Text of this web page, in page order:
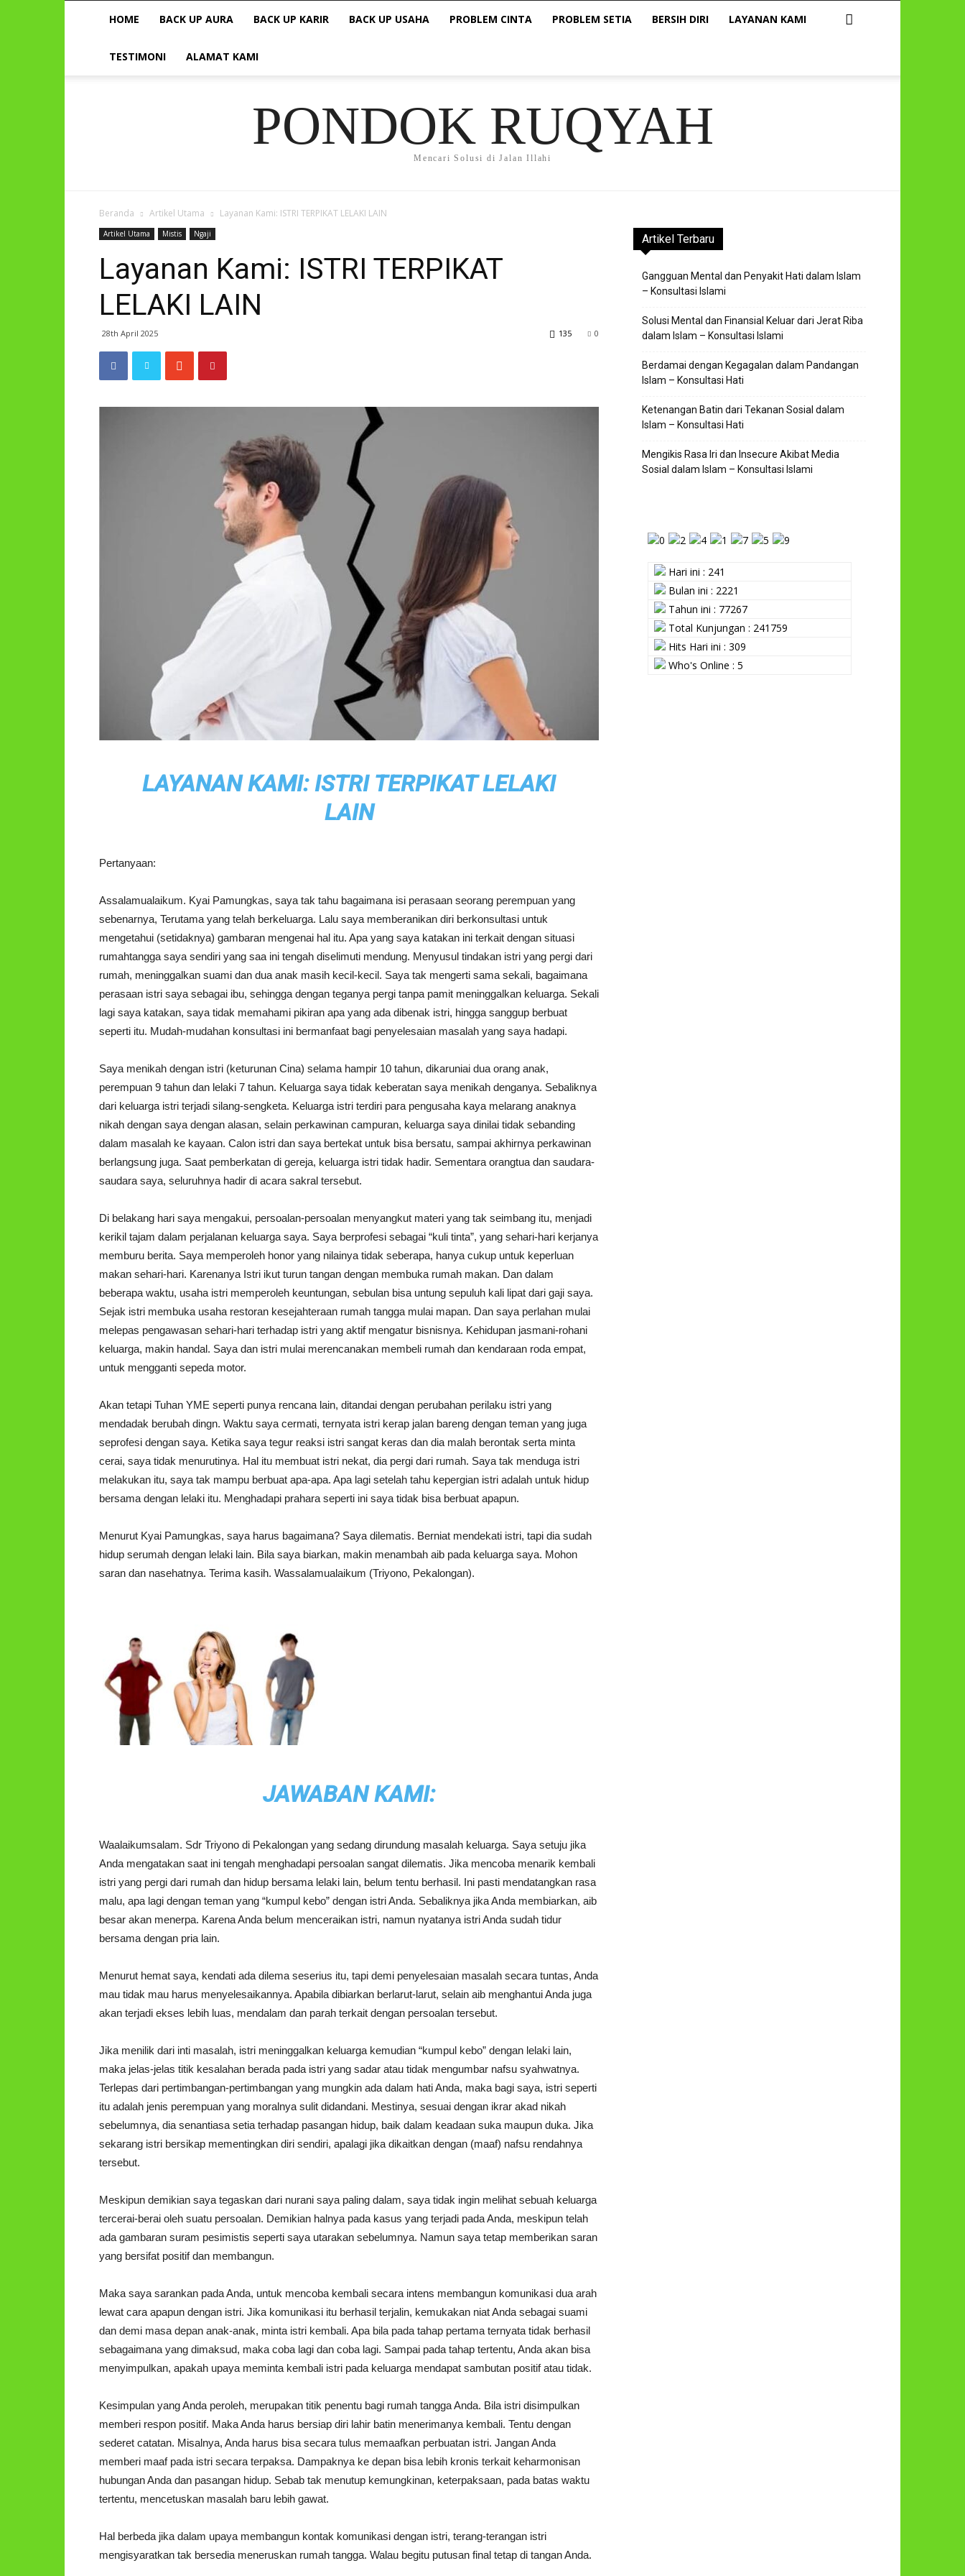
HOME BACK UP AURA BACK UP KARIR BACK UP USAHA PROBLEM CINTA PROBLEM SETIA BERSIH DIRI LAYANAN KAMI
TESTIMONI ALAMAT KAMI
PONDOK RUQYAH
Mencari Solusi di Jalan Illahi
Beranda Artikel Utama Layanan Kami: ISTRI TERPIKAT LELAKI LAIN
Artikel Utama Mistis Ngaji
Layanan Kami: ISTRI TERPIKAT
LELAKI LAIN
28th April 2025 0
135
LAYANAN KAMI: ISTRI TERPIKAT LELAKI
LAIN
Pertanyaan:
Assalamualaikum. Kyai Pamungkas, saya tak tahu bagaimana isi perasaan seorang perempuan yang
sebenarnya, Terutama yang telah berkeluarga. Lalu saya memberanikan diri berkonsultasi untuk
mengetahui (setidaknya) gambaran mengenai hal itu. Apa yang saya katakan ini terkait dengan situasi
rumahtangga saya sendiri yang saa ini tengah diselimuti mendung. Menyusul tindakan istri yang pergi dari
rumah, meninggalkan suami dan dua anak masih kecil-kecil. Saya tak mengerti sama sekali, bagaimana
perasaan istri saya sebagai ibu, sehingga dengan teganya pergi tanpa pamit meninggalkan keluarga. Sekali
lagi saya katakan, saya tidak memahami pikiran apa yang ada dibenak istri, hingga sanggup berbuat
seperti itu. Mudah-mudahan konsultasi ini bermanfaat bagi penyelesaian masalah yang saya hadapi.
Saya menikah dengan istri (keturunan Cina) selama hampir 10 tahun, dikaruniai dua orang anak,
perempuan 9 tahun dan lelaki 7 tahun. Keluarga saya tidak keberatan saya menikah denganya. Sebaliknya
dari keluarga istri terjadi silang-sengketa. Keluarga istri terdiri para pengusaha kaya melarang anaknya
nikah dengan saya dengan alasan, selain perkawinan campuran, keluarga saya dinilai tidak sebanding
dalam masalah ke kayaan. Calon istri dan saya bertekat untuk bisa bersatu, sampai akhirnya perkawinan
berlangsung juga. Saat pemberkatan di gereja, keluarga istri tidak hadir. Sementara orangtua dan saudara-
saudara saya, seluruhnya hadir di acara sakral tersebut.
Di belakang hari saya mengakui, persoalan-persoalan menyangkut materi yang tak seimbang itu, menjadi
kerikil tajam dalam perjalanan keluarga saya. Saya berprofesi sebagai “kuli tinta”, yang sehari-hari kerjanya
memburu berita. Saya memperoleh honor yang nilainya tidak seberapa, hanya cukup untuk keperluan
makan sehari-hari. Karenanya Istri ikut turun tangan dengan membuka rumah makan. Dan dalam
beberapa waktu, usaha istri memperoleh keuntungan, sebulan bisa untung sepuluh kali lipat dari gaji saya.
Sejak istri membuka usaha restoran kesejahteraan rumah tangga mulai mapan. Dan saya perlahan mulai
melepas pengawasan sehari-hari terhadap istri yang aktif mengatur bisnisnya. Kehidupan jasmani-rohani
keluarga, makin handal. Saya dan istri mulai merencanakan membeli rumah dan kendaraan roda empat,
untuk mengganti sepeda motor.
Akan tetapi Tuhan YME seperti punya rencana lain, ditandai dengan perubahan perilaku istri yang
mendadak berubah dingn. Waktu saya cermati, ternyata istri kerap jalan bareng dengan teman yang juga
seprofesi dengan saya. Ketika saya tegur reaksi istri sangat keras dan dia malah berontak serta minta
cerai, saya tidak menurutinya. Hal itu membuat istri nekat, dia pergi dari rumah. Saya tak menduga istri
melakukan itu, saya tak mampu berbuat apa-apa. Apa lagi setelah tahu kepergian istri adalah untuk hidup
bersama dengan lelaki itu. Menghadapi prahara seperti ini saya tidak bisa berbuat apapun.
Menurut Kyai Pamungkas, saya harus bagaimana? Saya dilematis. Berniat mendekati istri, tapi dia sudah
hidup serumah dengan lelaki lain. Bila saya biarkan, makin menambah aib pada keluarga saya. Mohon
saran dan nasehatnya. Terima kasih. Wassalamualaikum (Triyono, Pekalongan).
JAWABAN KAMI:
Waalaikumsalam. Sdr Triyono di Pekalongan yang sedang dirundung masalah keluarga. Saya setuju jika
Anda mengatakan saat ini tengah menghadapi persoalan sangat dilematis. Jika mencoba menarik kembali
istri yang pergi dari rumah dan hidup bersama lelaki lain, belum tentu berhasil. Ini pasti mendatangkan rasa
malu, apa lagi dengan teman yang “kumpul kebo” dengan istri Anda. Sebaliknya jika Anda membiarkan, aib
besar akan menerpa. Karena Anda belum menceraikan istri, namun nyatanya istri Anda sudah tidur
bersama dengan pria lain.
Menurut hemat saya, kendati ada dilema seserius itu, tapi demi penyelesaian masalah secara tuntas, Anda
mau tidak mau harus menyelesaikannya. Apabila dibiarkan berlarut-larut, selain aib menghantui Anda juga
akan terjadi ekses lebih luas, mendalam dan parah terkait dengan persoalan tersebut.
Jika menilik dari inti masalah, istri meninggalkan keluarga kemudian “kumpul kebo” dengan lelaki lain,
maka jelas-jelas titik kesalahan berada pada istri yang sadar atau tidak mengumbar nafsu syahwatnya.
Terlepas dari pertimbangan-pertimbangan yang mungkin ada dalam hati Anda, maka bagi saya, istri seperti
itu adalah jenis perempuan yang moralnya sulit didandani. Mestinya, sesuai dengan ikrar akad nikah
sebelumnya, dia senantiasa setia terhadap pasangan hidup, baik dalam keadaan suka maupun duka. Jika
sekarang istri bersikap mementingkan diri sendiri, apalagi jika dikaitkan dengan (maaf) nafsu rendahnya
tersebut.
Meskipun demikian saya tegaskan dari nurani saya paling dalam, saya tidak ingin melihat sebuah keluarga
tercerai-berai oleh suatu persoalan. Demikian halnya pada kasus yang terjadi pada Anda, meskipun telah
ada gambaran suram pesimistis seperti saya utarakan sebelumnya. Namun saya tetap memberikan saran
yang bersifat positif dan membangun.
Maka saya sarankan pada Anda, untuk mencoba kembali secara intens membangun komunikasi dua arah
lewat cara apapun dengan istri. Jika komunikasi itu berhasil terjalin, kemukakan niat Anda sebagai suami
dan demi masa depan anak-anak, minta istri kembali. Apa bila pada tahap pertama ternyata tidak berhasil
sebagaimana yang dimaksud, maka coba lagi dan coba lagi. Sampai pada tahap tertentu, Anda akan bisa
menyimpulkan, apakah upaya meminta kembali istri pada keluarga mendapat sambutan positif atau tidak.
Kesimpulan yang Anda peroleh, merupakan titik penentu bagi rumah tangga Anda. Bila istri disimpulkan
memberi respon positif. Maka Anda harus bersiap diri lahir batin menerimanya kembali. Tentu dengan
sederet catatan. Misalnya, Anda harus bisa secara tulus memaafkan perbuatan istri. Jangan Anda
memberi maaf pada istri secara terpaksa. Dampaknya ke depan bisa lebih kronis terkait keharmonisan
hubungan Anda dan pasangan hidup. Sebab tak menutup kemungkinan, keterpaksaan, pada batas waktu
tertentu, mencetuskan masalah baru lebih gawat.
Hal berbeda jika dalam upaya membangun kontak komunikasi dengan istri, terang-terangan istri
mengisyaratkan tak bersedia meneruskan rumah tangga. Walau begitu putusan final tetap di tangan Anda.
Artikel Terbaru
Gangguan Mental dan Penyakit Hati dalam Islam
– Konsultasi Islami
Solusi Mental dan Finansial Keluar dari Jerat Riba
dalam Islam – Konsultasi Islami
Berdamai dengan Kegagalan dalam Pandangan
Islam – Konsultasi Hati
Ketenangan Batin dari Tekanan Sosial dalam
Islam – Konsultasi Hati
Mengikis Rasa Iri dan Insecure Akibat Media
Sosial dalam Islam – Konsultasi Islami
Hari ini : 241
Bulan ini : 2221
Tahun ini : 77267
Total Kunjungan : 241759
Hits Hari ini : 309
Who's Online : 5